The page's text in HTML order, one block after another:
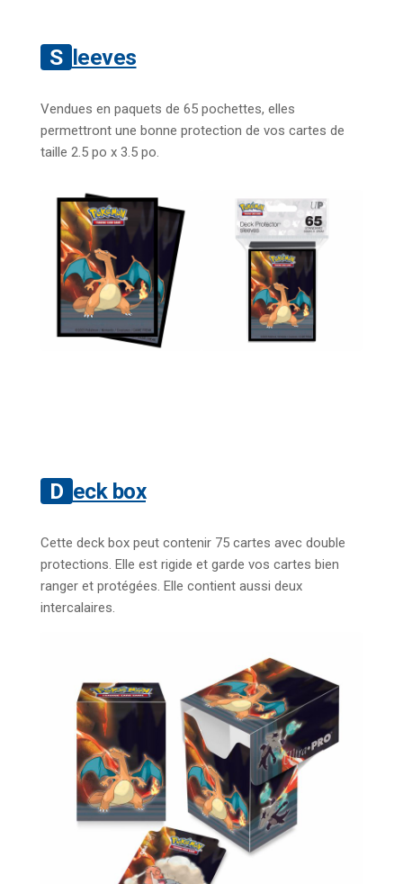
Sleeves
Vendues en paquets de 65 pochettes, elles
permettront une bonne protection de vos cartes de
taille 2.5 po x 3.5 po.
Deck box
Cette deck box peut contenir 75 cartes avec double
protections. Elle est rigide et garde vos cartes bien
ranger et protégées. Elle contient aussi deux
intercalaires.